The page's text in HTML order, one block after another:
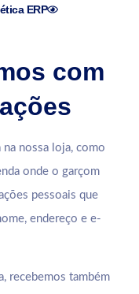
ERP
com
nossa loja, como
onde o garçom
pessoais que
endereço e e-
recebemos também